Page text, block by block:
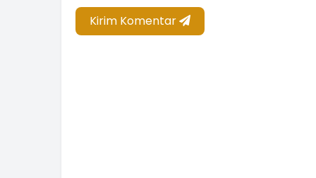
Kirim Komentar